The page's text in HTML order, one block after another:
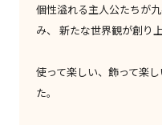
個性溢れる主人公たちが
み、 新たな世界観が創り
使って楽しい、飾って楽
た。